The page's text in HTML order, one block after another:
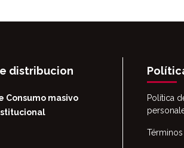
distribucion
Consumo masivo
Política